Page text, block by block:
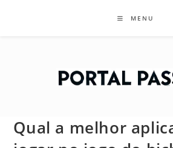
MENU
Qual a melhor